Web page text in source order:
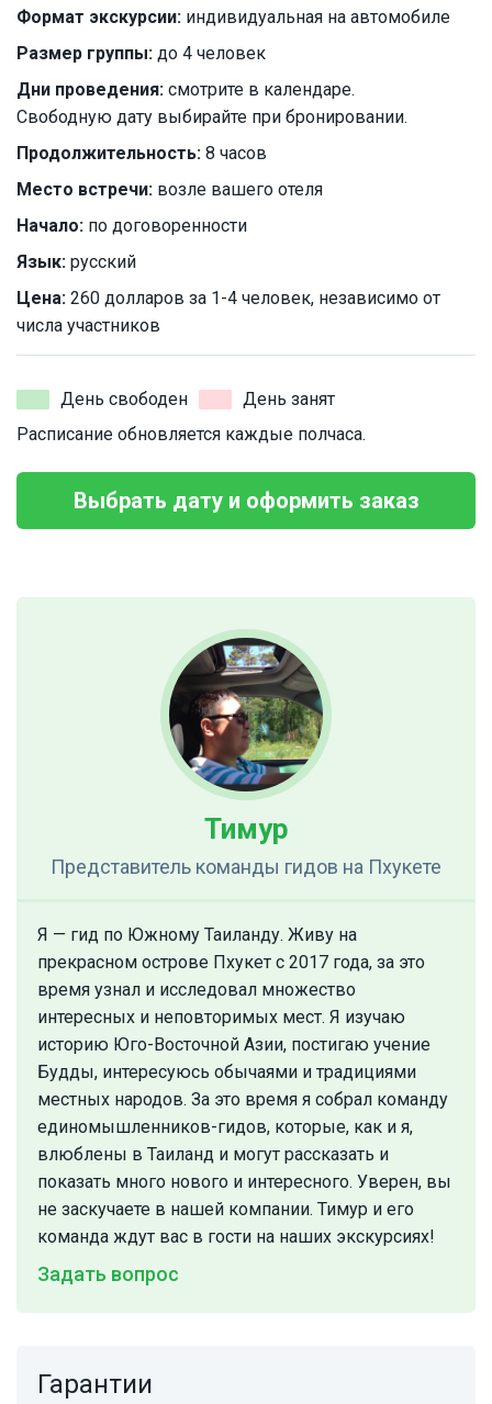
Формат экскурсии: индивидуальная на автомобиле
Размер группы: до 4 человек
Дни проведения: смотрите в календаре.
Свободную дату выбирайте при бронировании.
Продолжительность: 8 часов
Место встречи: возле вашего отеля
Начало: по договоренности
Язык: русский
Цена: 260 долларов за 1-4 человек, независимо от
числа участников
День свободен
День занят
Расписание обновляется каждые полчаса.
Выбрать дату и оформить заказ
Тимур
Представитель команды гидов на Пхукете
Я — гид по Южному Таиланду. Живу на
прекрасном острове Пхукет с 2017 года, за это
время узнал и исследовал множество
интересных и неповторимых мест. Я изучаю
историю Юго-Восточной Азии, постигаю учение
Будды, интересуюсь обычаями и традициями
местных народов. За это время я собрал команду
единомышленников-гидов, которые, как и я,
влюблены в Таиланд и могут рассказать и
показать много нового и интересного. Уверен, вы
не заскучаете в нашей компании. Тимур и его
команда ждут вас в гости на наших экскурсиях!
Задать вопрос
Гарантии